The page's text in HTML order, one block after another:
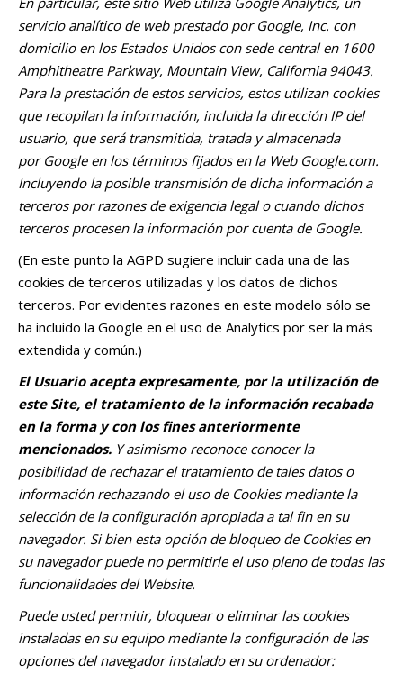
servicio analítico de web prestado por Google, Inc. con
domicilio en los Estados Unidos con sede central en 1600
Amphitheatre Parkway, Mountain View, California 94043.
Para la prestación de estos servicios, estos utilizan cookies
que recopilan la información, incluida la dirección IP del
usuario, que será transmitida, tratada y almacenada
por Google en los términos fijados en la Web Google.com.
Incluyendo la posible transmisión de dicha información a
terceros por razones de exigencia legal o cuando dichos
terceros procesen la información por cuenta de Google.
(En este punto la AGPD sugiere incluir cada una de las
cookies de terceros utilizadas y los datos de dichos
terceros. Por evidentes razones en este modelo sólo se
ha incluido la Google en el uso de Analytics por ser la más
extendida y común.)
El Usuario acepta expresamente, por la utilización de
este Site, el tratamiento de la información recabada
en la forma y con los fines anteriormente
mencionados. Y asimismo reconoce conocer la
posibilidad de rechazar el tratamiento de tales datos o
información rechazando el uso de Cookies mediante la
selección de la configuración apropiada a tal fin en su
navegador. Si bien esta opción de bloqueo de Cookies en
su navegador puede no permitirle el uso pleno de todas las
funcionalidades del Website.
Puede usted permitir, bloquear o eliminar las cookies
instaladas en su equipo mediante la configuración de las
opciones del navegador instalado en su ordenador: